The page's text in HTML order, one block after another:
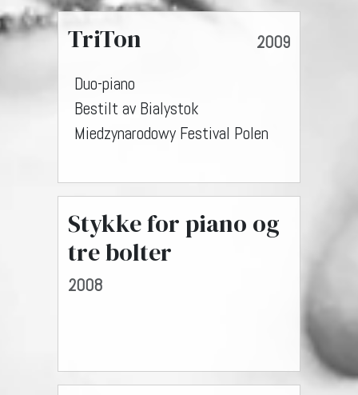
TriTon 2009
Duo-piano
Bestilt av Bialystok
Miedzynarodowy Festival Polen
Stykke for piano og
tre bolter
2008